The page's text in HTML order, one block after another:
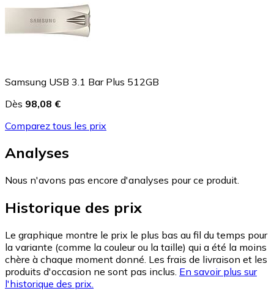
Samsung USB 3.1 Bar Plus 512GB
Dès 98,08 €
Comparez tous les prix
Analyses
Nous n'avons pas encore d'analyses pour ce produit.
Historique des prix
Le graphique montre le prix le plus bas au fil du temps pour
la variante (comme la couleur ou la taille) qui a été la moins
chère à chaque moment donné. Les frais de livraison et les
produits d'occasion ne sont pas inclus. En savoir plus sur
l'historique des prix.